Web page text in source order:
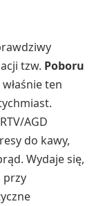
tzw. Poboru
właśnie ten
AGD
do kawy,
Wydaje się,
przy